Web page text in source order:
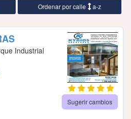
Ordenar por calle a-z
Industrial
Sugerir cambios